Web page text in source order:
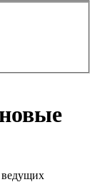
ведущих